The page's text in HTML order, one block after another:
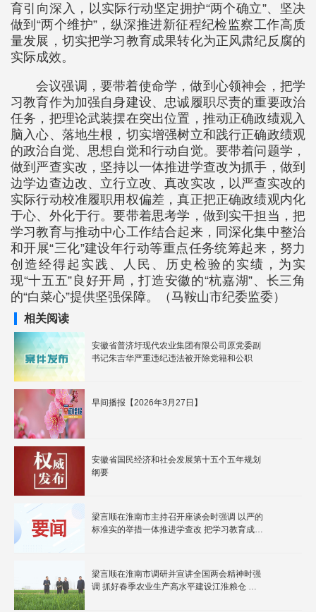
育引向深入，以实际行动坚定拥护“两个确立”、坚决
做到“两个维护”，纵深推进新征程纪检监察工作高质
量发展，切实把学习教育成果转化为正风肃纪反腐的
实际成效。
会议强调，要带着使命学，做到心领神会，把学
习教育作为加强自身建设、忠诚履职尽责的重要政治
任务，把理论武装摆在突出位置，推动正确政绩观入
脑入心、落地生根，切实增强树立和践行正确政绩观
的政治自觉、思想自觉和行动自觉。要带着问题学，
做到严查实改，坚持以一体推进学查改为抓手，做到
边学边查边改、立行立改、真改实改，以严查实改的
实际行动校准履职用权偏差，真正把正确政绩观内化
于心、外化于行。要带着思考学，做到实干担当，把
学习教育与推动中心工作结合起来，同深化集中整治
和开展“三化”建设年行动等重点任务统筹起来，努力
创造经得起实践、人民、历史检验的实绩，为实
现“十五五”良好开局，打造安徽的“杭嘉湖”、长三角
的“白菜心”提供坚强保障。（马鞍山市纪委监委）
相关阅读
安徽省普济圩现代农业集团有限公司原党委副
书记朱吉华严重违纪违法被开除党籍和公职
早间播报【2026年3月27日】
安徽省国民经济和社会发展第十五个五年规划
纲要
梁言顺在淮南市主持召开座谈会时强调 以严的
标准实的举措一体推进学查改 把学习教育成果
梁言顺在淮南市调研并宣讲全国两会精神时强
调 抓好春季农业生产高水平建设江淮粮仓 为